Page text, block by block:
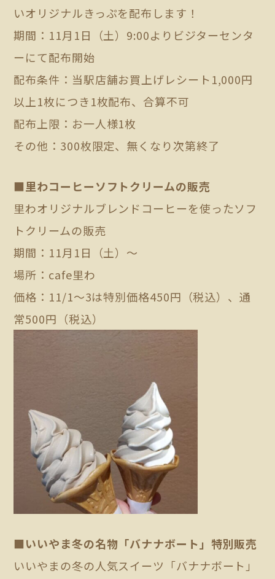
いオリジナルきっぷを配布します！
期間：11月1日（土）9:00よりビジターセンタ
ーにて配布開始
配布条件：当駅店舗お買上げレシート1,000円
以上1枚につき1枚配布、合算不可
配布上限：お一人様1枚
その他：300枚限定、無くなり次第終了
■里わコーヒーソフトクリームの販売
里わオリジナルブレンドコーヒーを使ったソフ
トクリームの販売
期間：11月1日（土）～
場所：cafe里わ
価格：11/1～3は特別価格450円（税込）、通
常500円（税込）
■いいやま冬の名物「バナナボート」特別販売
いいやまの冬の人気スイーツ「バナナボート」